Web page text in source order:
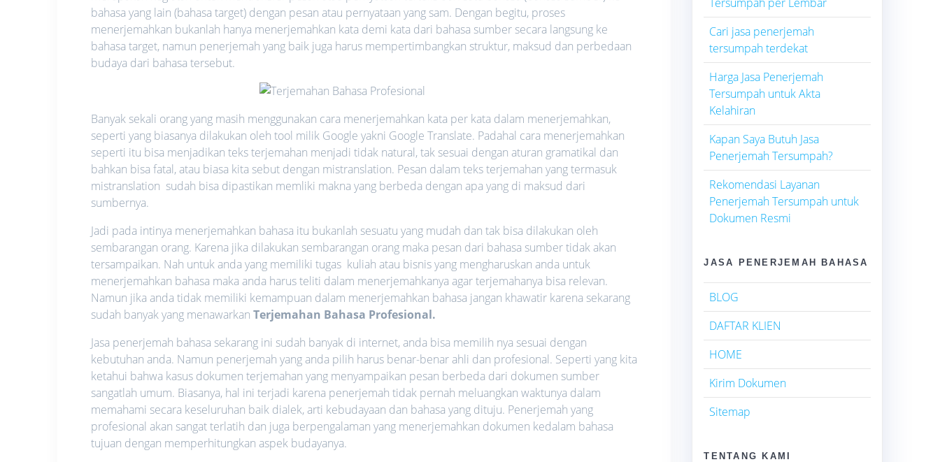
bahasa yang lain (bahasa target) dengan pesan atau pernyataan yang sam. Dengan begitu, proses
menerjemahkan bukanlah hanya menerjemahkan kata demi kata dari bahasa sumber secara langsung ke
bahasa target, namun penerjemah yang baik juga harus mempertimbangkan struktur, maksud dan perbedaan
budaya dari bahasa tersebut.
Banyak sekali orang yang masih menggunakan cara menerjemahkan kata per kata dalam menerjemahkan,
seperti yang biasanya dilakukan oleh tool milik Google yakni Google Translate. Padahal cara menerjemahkan
seperti itu bisa menjadikan teks terjemahan menjadi tidak natural, tak sesuai dengan aturan gramatikal dan
bahkan bisa fatal, atau biasa kita sebut dengan mistranslation. Pesan dalam teks terjemahan yang termasuk
mistranslation sudah bisa dipastikan memliki makna yang berbeda dengan apa yang di maksud dari
sumbernya.
Jadi pada intinya menerjemahkan bahasa itu bukanlah sesuatu yang mudah dan tak bisa dilakukan oleh
sembarangan orang. Karena jika dilakukan sembarangan orang maka pesan dari bahasa sumber tidak akan
tersampaikan. Nah untuk anda yang memiliki tugas kuliah atau bisnis yang mengharuskan anda untuk
menerjemahkan bahasa maka anda harus teliti dalam menerjemahkanya agar terjemahanya bisa relevan.
Namun jika anda tidak memiliki kemampuan dalam menerjemahkan bahasa jangan khawatir karena sekarang
sudah banyak yang menawarkanTerjemahan Bahasa Profesional.
Jasa penerjemah bahasa sekarang ini sudah banyak di internet, anda bisa memilih nya sesuai dengan
kebutuhan anda. Namun penerjemah yang anda pilih harus benar-benar ahli dan profesional. Seperti yang kita
ketahui bahwa kasus dokumen terjemahan yang menyampaikan pesan berbeda dari dokumen sumber
sangatlah umum. Biasanya, hal ini terjadi karena penerjemah tidak pernah meluangkan waktunya dalam
memahami secara keseluruhan baik dialek, arti kebudayaan dan bahasa yang dituju. Penerjemah yang
profesional akan sangat terlatih dan juga berpengalaman yang menerjemahkan dokumen kedalam bahasa
tujuan dengan memperhitungkan aspek budayanya.
Cari jasa penerjemah
tersumpah terdekat
Harga Jasa Penerjemah
Tersumpah untuk Akta
Kelahiran
Kapan Saya Butuh Jasa
Penerjemah Tersumpah?
Rekomendasi Layanan
Penerjemah Tersumpah untuk
Dokumen Resmi
JASA PENERJEMAH BAHASA
BLOG
DAFTAR KLIEN
HOME
Kirim Dokumen
Sitemap
TENTANG KAMI